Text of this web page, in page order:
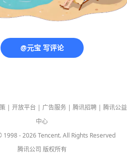
@元宝 写评论
| 开放平台 | 广告服务 | 腾讯招聘 | 腾讯公益
中心
1998 -2026Tencent. All Rights Reserved
腾讯公司 版权所有